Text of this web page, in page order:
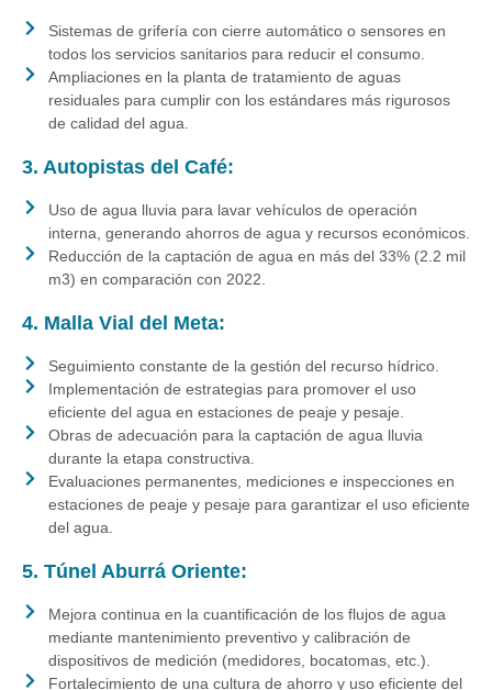
Sistemas de grifería con cierre automático o sensores en
todos los servicios sanitarios para reducir el consumo.
Ampliaciones en la planta de tratamiento de aguas
residuales para cumplir con los estándares más rigurosos
de calidad del agua.
3. Autopistas del Café:
Uso de agua lluvia para lavar vehículos de operación
interna, generando ahorros de agua y recursos económicos.
Reducción de la captación de agua en más del 33% (2.2 mil
m3) en comparación con 2022.
4. Malla Vial del Meta:
Seguimiento constante de la gestión del recurso hídrico.
Implementación de estrategias para promover el uso
eficiente del agua en estaciones de peaje y pesaje.
Obras de adecuación para la captación de agua lluvia
durante la etapa constructiva.
Evaluaciones permanentes, mediciones e inspecciones en
estaciones de peaje y pesaje para garantizar el uso eficiente
del agua.
5. Túnel Aburrá Oriente:
Mejora continua en la cuantificación de los flujos de agua
mediante mantenimiento preventivo y calibración de
dispositivos de medición (medidores, bocatomas, etc.).
Fortalecimiento de una cultura de ahorro y uso eficiente del